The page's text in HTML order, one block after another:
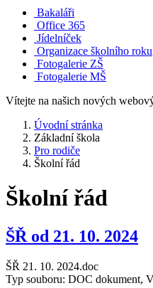
Bakaláři
Office 365
Jídelníček
Organizace školního roku
Fotogalerie ZŠ
Fotogalerie MŠ
Vítejte na našich nových
Úvodní stránka
Základní škola
Pro rodiče
Školní řád
Školní řád
ŠŘ od 21. 10. 2024
ŠŘ 21. 10. 2024.doc
Typ souboru: DOC dokument,